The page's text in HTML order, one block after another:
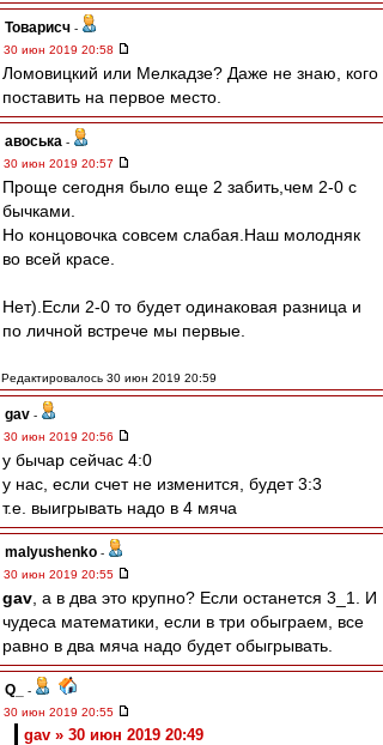
Товарисч -
30 июн 2019 20:58
Ломовицкий или Мелкадзе? Даже не знаю, кого
поставить на первое место.
авоська -
30 июн 2019 20:57
Проще сегодня было еще 2 забить,чем 2-0 с
бычками.
Но концовочка совсем слабая.Наш молодняк
во всей красе.
Нет).Если 2-0 то будет одинаковая разница и
по личной встрече мы первые.
Редактировалось 30 июн 2019 20:59
gav -
30 июн 2019 20:56
у бычар сейчас 4:0
у нас, если счет не изменится, будет 3:3
т.е. выигрывать надо в 4 мяча
malyushenko -
30 июн 2019 20:55
gav , а в два это крупно? Если останется 3_1. И
чудеса математики, если в три обыграем, все
равно в два мяча надо будет обыгрывать.
Q_
-
30 июн 2019 20:55
gav » 30 июн 2019 20:49